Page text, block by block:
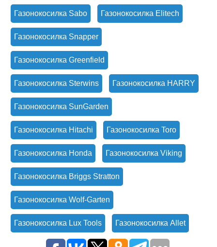
Газонокосилка Sabo Газонокосилка Elitech
Газонокосилка Snapper
Газонокосилка Greenfield
Газонокосилка Sterwins Газонокосилка HARRY
Газонокосилка SunGarden
Газонокосилка Hitachi Газонокосилка Toro
Газонокосилка Honda Газонокосилка Viking
Газонокосилка Briggs Stratton
Газонокосилка Wolf-Garten
Газонокосилка Lux Tools Газонокосилка Allet